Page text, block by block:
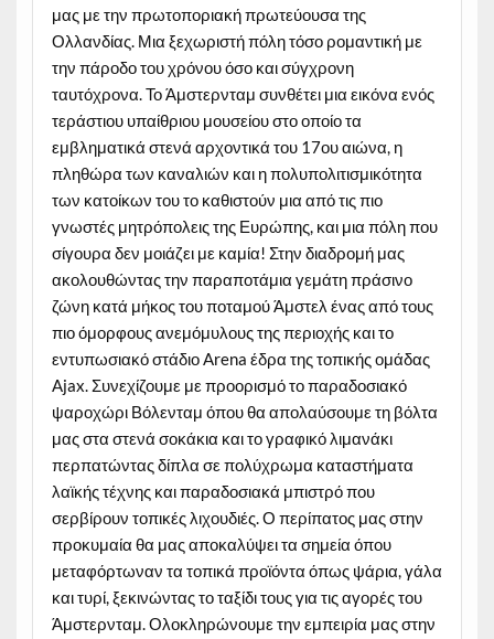
μας με την πρωτοποριακή πρωτεύουσα της
Ολλανδίας. Μια ξεχωριστή πόλη τόσο ρομαντική με
την πάροδο του χρόνου όσο και σύγχρονη
ταυτόχρονα. Το Άμστερνταμ συνθέτει μια εικόνα ενός
τεράστιου υπαίθριου μουσείου στο οποίο τα
εμβληματικά στενά αρχοντικά του 17ου αιώνα, η
πληθώρα των καναλιών και η πολυπολιτισμικότητα
των κατοίκων του το καθιστούν μια από τις πιο
γνωστές μητρόπολεις της Ευρώπης, και μια πόλη που
σίγουρα δεν μοιάζει με καμία! Στην διαδρομή μας
ακολουθώντας την παραποτάμια γεμάτη πράσινο
ζώνη κατά μήκος του ποταμού Άμστελ ένας από τους
πιο όμορφους ανεμόμυλους της περιοχής και το
εντυπωσιακό στάδιο Arena έδρα της τοπικής ομάδας
Ajax. Συνεχίζουμε με προορισμό το παραδοσιακό
ψαροχώρι Βόλενταμ όπου θα απολαύσουμε τη βόλτα
μας στα στενά σοκάκια και το γραφικό λιμανάκι
περπατώντας δίπλα σε πολύχρωμα καταστήματα
λαϊκής τέχνης και παραδοσιακά μπιστρό που
σερβίρουν τοπικές λιχουδιές. Ο περίπατος μας στην
προκυμαία θα μας αποκαλύψει τα σημεία όπου
μεταφόρτωναν τα τοπικά προϊόντα όπως ψάρια, γάλα
και τυρί, ξεκινώντας το ταξίδι τους για τις αγορές του
Άμστερνταμ. Ολοκληρώνουμε την εμπειρία μας στην